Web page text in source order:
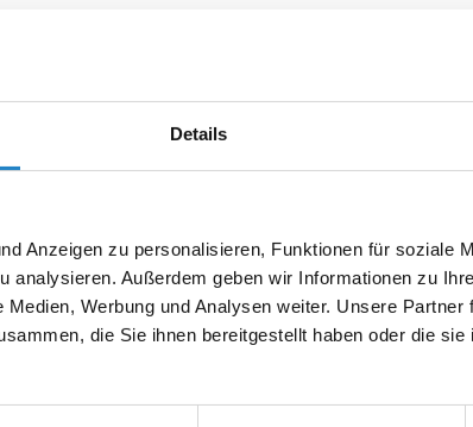
Details
Anzeigen zu personalisieren, Funktionen für soziale
analysieren. Außerdem geben wir Informationen zu
Werbung und Analysen weiter. Unsere Partner
die Sie ihnen bereitgestellt haben oder die